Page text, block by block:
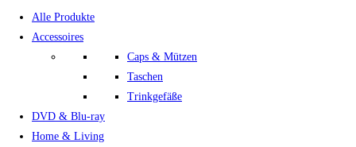
Alle Produkte
Accessoires
Caps & Mützen
Taschen
Trinkgefäße
DVD & Blu-ray
Home & Living